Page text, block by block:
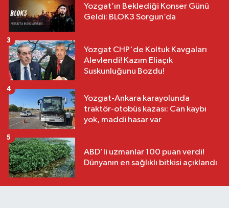
Yozgat’ın Beklediği Konser Günü
Geldi: BLOK3 Sorgun’da
Yozgat CHP'de Koltuk Kavgaları
Alevlendi! Kazım Eliaçık
Suskunluğunu Bozdu!
3
Yozgat-Ankara karayolunda
traktör-otobüs kazası: Can kaybı
yok, maddi hasar var
4
ABD'li uzmanlar 100 puan verdi!
Dünyanın en sağlıklı bitkisi açıklandı
5